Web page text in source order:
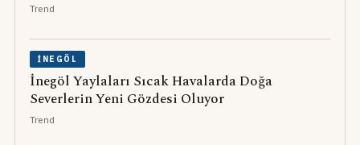
Trend
İNEGÖL
İnegöl Yaylaları Sıcak Havalarda Doğa
Severlerin Yeni Gözdesi Oluyor
Trend